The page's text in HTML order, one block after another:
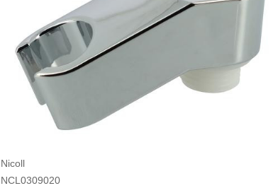
Nicoll
NCL0309020